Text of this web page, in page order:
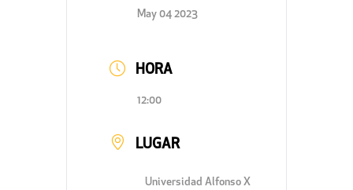
May 04 2023
HORA
12:00
LUGAR
Universidad Alfonso X